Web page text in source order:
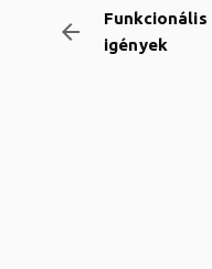
Funkcionális
igények
arrow_backward